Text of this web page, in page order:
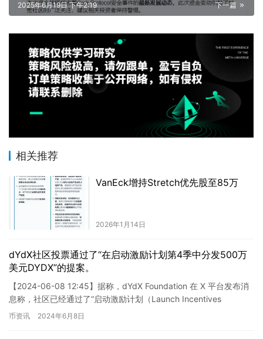
下一篇
2025年6月19日 下午2:19
相关推荐
VanEck增持Stretch优先股至85万
2026年1月14日
dYdX社区投票通过了“在启动激励计划第4季中分发500万
美元DYDX”的提案。
【2024-06-08 12:45】据称，dYdX Foundation 在 X 平台发布消
息称，社区已经通过了“启动激励计划（Launch Incentives
Program）…
币资讯 2024年6月8日